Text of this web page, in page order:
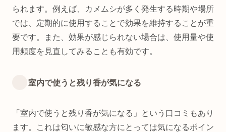
られます。例えば、カメムシが多く発生する時期や場所
では、定期的に使用することで効果を維持することが重
要です。また、効果が感じられない場合は、使用量や使
用頻度を見直してみることも有効です。
室内で使うと残り香が気になる
「室内で使うと残り香が気になる」という口コミもあり
ます。これは匂いに敏感な方にとっては気になるポイン